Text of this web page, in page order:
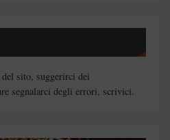
sito, suggerirci dei
segnalarci degli errori, scrivici.